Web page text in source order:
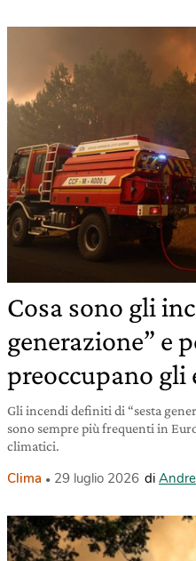
Cosa sono gli
generazione” e
preoccupano gli
Gli incendi definiti di “sesta
sono sempre più frequenti in
climatici.
Clima 29 luglio 2026 di